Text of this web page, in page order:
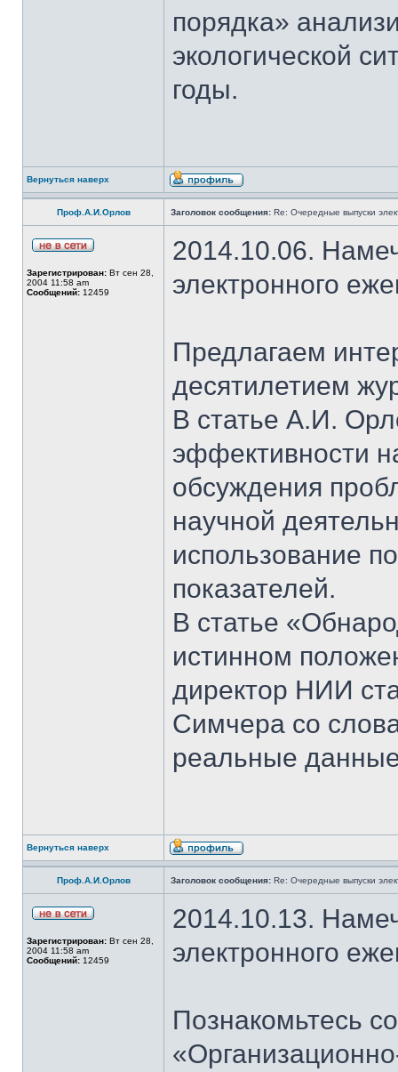
порядка»
экологической
годы.
Вернуться наверх
Проф.А.И.Орлов Заголовок сообщения: Re: Очередные выпуски
Зарегистрирован: Вт сен 28,
2004 11:58 am
Сообщений: 12459
2014.10.06.
электронного
Предлагаем
десятилетием
В статье А.И.
эффективности
обсуждения
научной
использование
показателей.
В статье
истинном
директор НИИ
Симчера со
реальные
Вернуться наверх
Проф.А.И.Орлов Заголовок сообщения: Re: Очередные выпуски
Зарегистрирован: Вт сен 28,
2004 11:58 am
Сообщений: 12459
2014.10.13.
электронного
Познакомьтесь